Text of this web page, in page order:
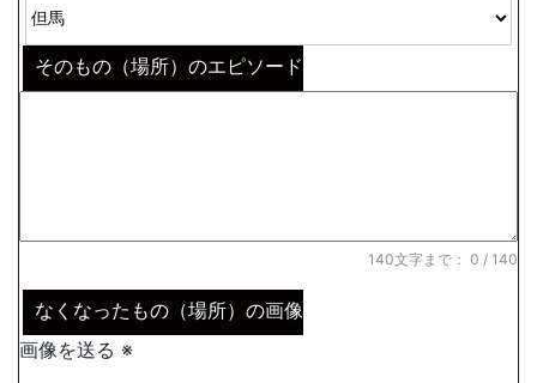
そのもの（場所）のエピソード
140文字まで： 0 / 140
なくなったもの（場所）の画像
画像を送る ※